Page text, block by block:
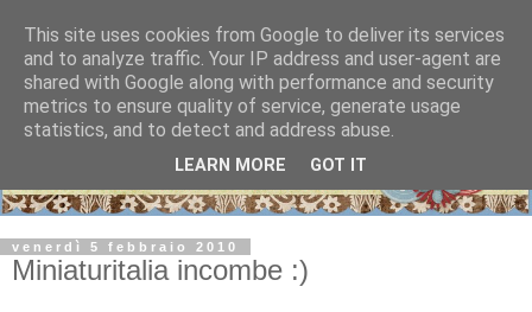
venerdì 5 febbraio 2010
Miniaturitalia incombe :)
This site uses cookies from Google to deliver its services
and to analyze traffic. Your IP address and user-agent are
shared with Google along with performance and security
metrics to ensure quality of service, generate usage
statistics, and to detect and address abuse.
LEARN MORE GOT IT